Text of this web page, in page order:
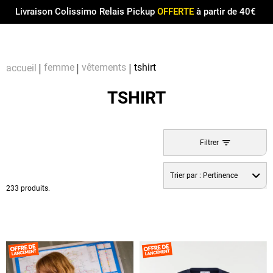
Livraison Colissimo Relais Pickup OFFERTEà partir de 40€
accueil femme vêtements tshirt
TSHIRT
233 produits.
Filtrer
Trier par : Pertinence